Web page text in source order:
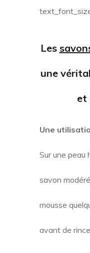
Les
une
et
Une
Sur une peau
savon
mousse
avant de